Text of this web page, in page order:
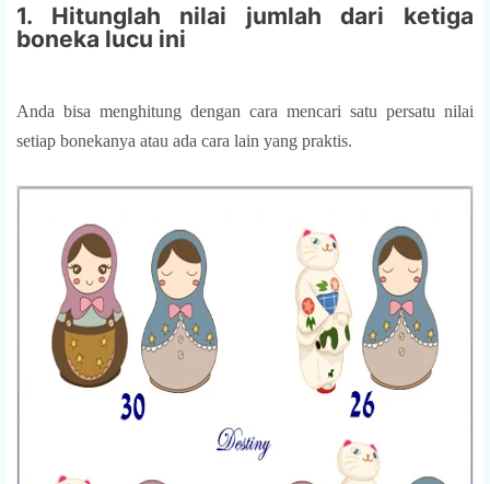
1. Hitunglah nilai jumlah dari ketiga
boneka lucu ini
Anda bisa menghitung dengan cara mencari satu persatu nilai
setiap bonekanya atau ada cara lain yang praktis.